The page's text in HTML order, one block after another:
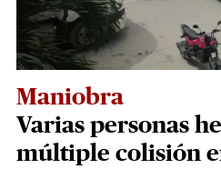
Maniobra
Varias personas
múltiple colisión